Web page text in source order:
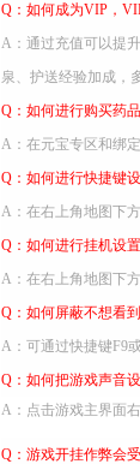
Q：如何成为VIP，
A：通过充值可以提
泉、护送经验加成，
Q：如何进行购买药
A：在元宝专区和绑
Q：如何进行快捷键
A：在右上角地图下
Q：如何进行挂机设
A：在右上角地图下
Q：如何屏蔽不想看
A：可通过快捷键F9
Q：如何把游戏声音
A：点击游戏主界面
Q：游戏开挂作弊会